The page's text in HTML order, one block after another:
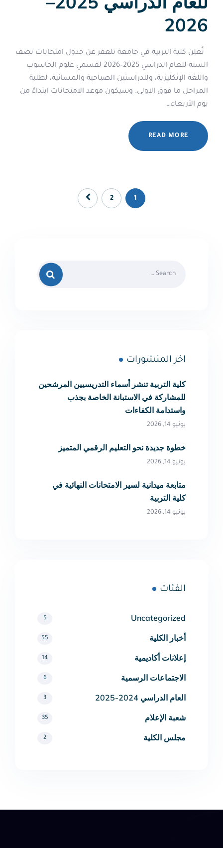
2026
تُعلِن كلية التربية في جامعة تلعفر عن جدول امتحانات نصف
السنة للعام الدراسي 2025–2026 لقسمي علوم الحاسوب
واللغة الإنكليزية، وللدراستين الصباحية والمسائية، لطلبة
المراحل ما فوق الاولى. وسيكون موعد الامتحانات ابتداءً من
يوم الأربعاء…
READ MORE
1
2
اخر المنشورات
كلية التربية تنشر أسماء التدريسيين المرشحين
للمشاركة في الاستبانة الخاصة بجذب
واستدامة الكفاءات
يونيو 14, 2026
خطوة جديدة نحو التعليم الرقمي المتميز
يونيو 14, 2026
متابعة ميدانية لسير الامتحانات النهائية في
كلية التربية
يونيو 14, 2026
الفئات
Uncategorized
5
أخبار الكلية 55
إعلانات أكاديمية 14
الاجتماعات الرسمية 6
العام الدراسي 2024-2025 3
شعبة الإعلام 35
مجلس الكلية 2